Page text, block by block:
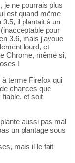
je ne pourrais plus
est quand même
il plantait à un
pour
3.6, mais j'avoue
lourd, et
Chrome, même si,
!
terme Firefox qui
chances que
fiable, et soit
aussi pas mal
un plantage sous
mais il le fait